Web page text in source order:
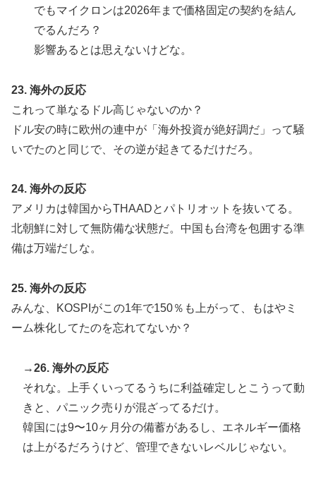
でもマイクロンは2026年まで価格固定の契約を結ん
でるんだろ？
影響あるとは思えないけどな。
23. 海外の反応
これって単なるドル高じゃないのか？
ドル安の時に欧州の連中が「海外投資が絶好調だ」って騒
いでたのと同じで、その逆が起きてるだけだろ。
24. 海外の反応
アメリカは韓国からTHAADとパトリオットを抜いてる。
北朝鮮に対して無防備な状態だ。中国も台湾を包囲する準
備は万端だしな。
25. 海外の反応
みんな、KOSPIがこの1年で150％も上がって、もはやミ
ーム株化してたのを忘れてないか？
→26. 海外の反応
それな。上手くいってるうちに利益確定しとこうって動
きと、パニック売りが混ざってるだけ。
韓国には9〜10ヶ月分の備蓄があるし、エネルギー価格
は上がるだろうけど、管理できないレベルじゃない。